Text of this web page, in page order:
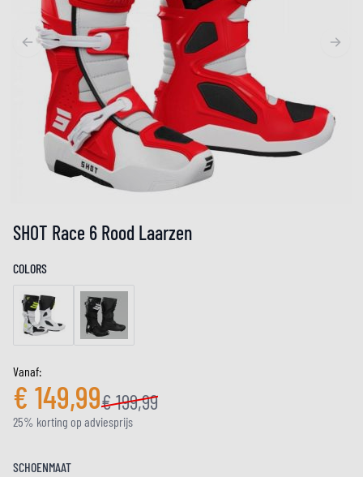
SHOT Race 6 Rood Laarzen
COLORS
Vanaf:
€ 149,99€ 199,99
25% korting op adviesprijs
SCHOENMAAT